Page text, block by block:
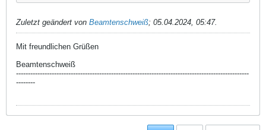
Zuletzt geändert von Beamtenschweiß; 05.04.2024, 05:47.
Mit freundlichen Grüßen
Beamtenschweiß
--------------------------------------------------------------------------------------------------
--------